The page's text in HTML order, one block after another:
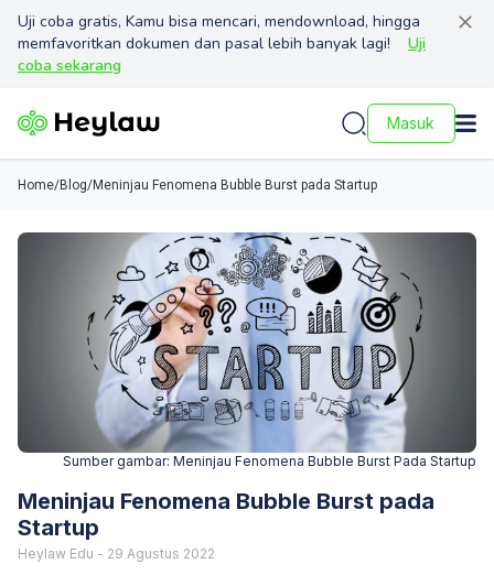
Uji coba gratis, Kamu bisa mencari, mendownload, hingga
memfavoritkan dokumen dan pasal lebih banyak lagi!
Uji
coba sekarang
Masuk
Home/Blog/Meninjau Fenomena Bubble Burst pada Startup
Sumber gambar: Meninjau Fenomena Bubble Burst Pada Startup
Meninjau Fenomena Bubble Burst pada
Startup
Heylaw Edu - 29 Agustus 2022